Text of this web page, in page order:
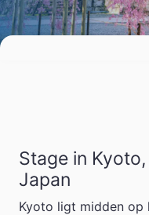
Stage in
Japan
Kyoto ligt midden op